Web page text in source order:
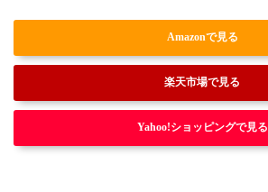
Amazonで見る
楽天市場で見る
Yahoo!ショッピングで見る